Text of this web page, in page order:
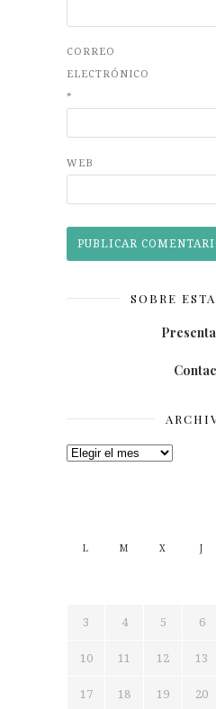
CORREO
ELECTRÓNICO
*
WEB
SOBRE
Archivos
L M X J
3 4 5 6
10 11 12 13
17 18 19 20